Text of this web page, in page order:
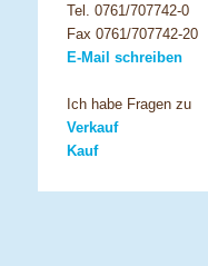
Tel. 0761/707742-0
Fax 0761/707742-20
E-Mail schreiben
Ich habe Fragen zu
Verkauf
Kauf